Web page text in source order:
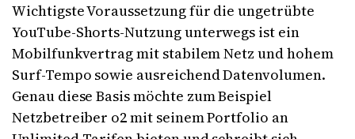
Wichtigste Voraussetzung für die ungetrübte
YouTube-Shorts-Nutzung unterwegs ist ein
Mobilfunkvertrag mit stabilem Netz und hohem
Surf-Tempo sowie ausreichend Datenvolumen.
Genau diese Basis möchte zum Beispiel
Netzbetreiber o2 mit seinem Portfolio an